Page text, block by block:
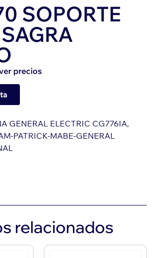
SOPORTE
precios
GENERAL ELECTRIC CG776IA,
PATRICK-MABE-GENERAL
relacionados